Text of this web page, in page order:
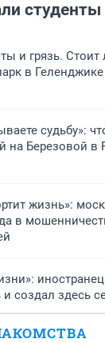
студенты
и грязь. Стоит
в
судьбу»:
на Березовой в
жизнь»:
в
и создал здесь